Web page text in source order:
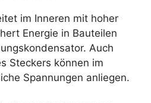
im Inneren mit hoher
Energie in Bauteilen
Auch
Steckers können im
Spannungen anliegen.